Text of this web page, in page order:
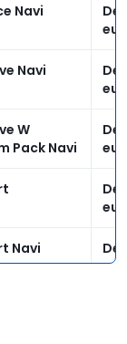
Navi
Navi
W
Pack Navi
Navi